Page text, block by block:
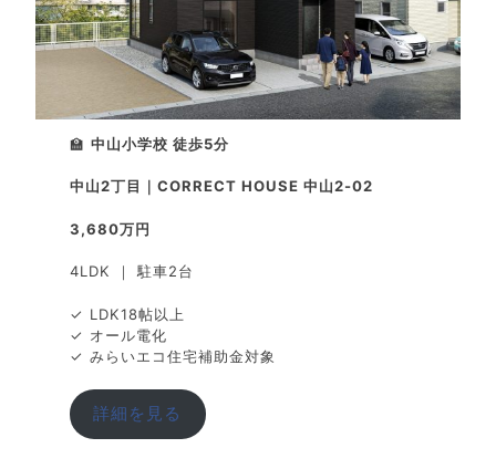
🏫 中山小学校 徒歩5分
中山2丁目｜CORRECT HOUSE 中山2-02
3,680万円
4LDK ｜ 駐車2台
✓ LDK18帖以上
✓ オール電化
✓ みらいエコ住宅補助金対象
詳細を見る